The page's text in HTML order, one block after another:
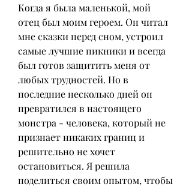
Когда я была маленькой, мой
отец был моим героем. Он читал
мне сказки перед сном, устроил
самые лучшие пикники и всегда
был готов защитить меня от
любых трудностей. Но в
последние несколько дней он
превратился в настоящего
монстра - человека, который не
признает никаких границ и
решительно не хочет
остановиться. Я решила
поделиться своим опытом, чтобы